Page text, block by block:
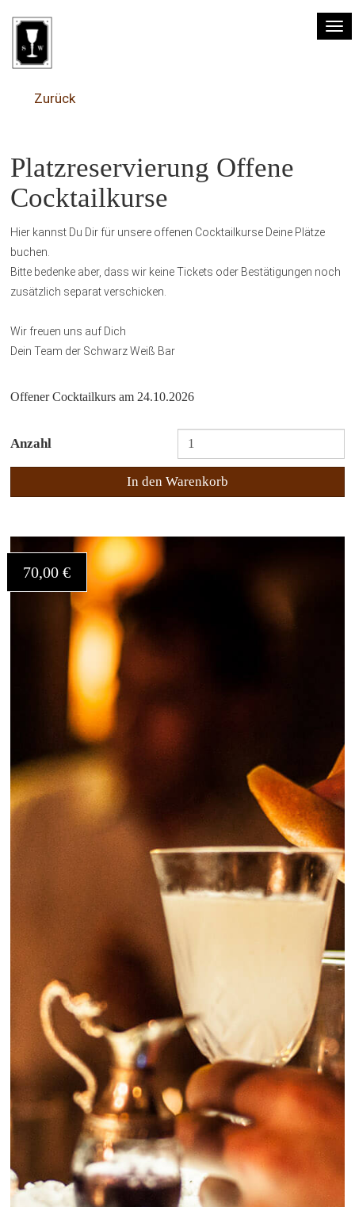
Zurück
Platzreservierung Offene
Cocktailkurse
Hier kannst Du Dir für unsere offenen Cocktailkurse Deine Plätze
buchen.
Bitte bedenke aber, dass wir keine Tickets oder Bestätigungen noch
zusätzlich separat verschicken.
Wir freuen uns auf Dich
Dein Team der Schwarz Weiß Bar
Offener Cocktailkurs am 24.10.2026
Anzahl
In den Warenkorb
70,00 €